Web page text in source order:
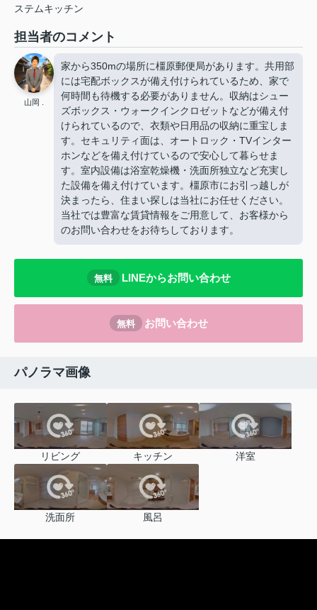
ステムキッチン
担当者のコメント
山岡 .
家から350mの場所に橿原郵便局があります。共用部
には宅配ボックスが備え付けられているため、家で
何時間も待機する必要がありません。収納はシュー
ズボックス・ウォークインクロゼットなどが備え付
けられているので、衣類や日用品の収納に重宝しま
す。セキュリティ面は、オートロック・TVインター
ホンなどを備え付けているので安心して暮らせま
す。室内設備は浴室乾燥機・洗面所独立など充実し
た設備を備え付けています。橿原市にお引っ越しが
決まったら、住まい探しは当社にお任せください。
当社では豊富な賃貸情報をご用意して、お客様から
のお問い合わせをお待ちしております。
無料 LINEからお問い合わせ
無料 お問い合わせ
パノラマ画像
リビング キッチン 洋室
洗面所 風呂